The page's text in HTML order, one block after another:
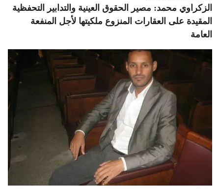
الزكراوي محمد: مصير الحقوق العينية والتدابير التحفظية
المقيدة على العقارات المنزوع ملكيتها لأجل المنفعة
العامة